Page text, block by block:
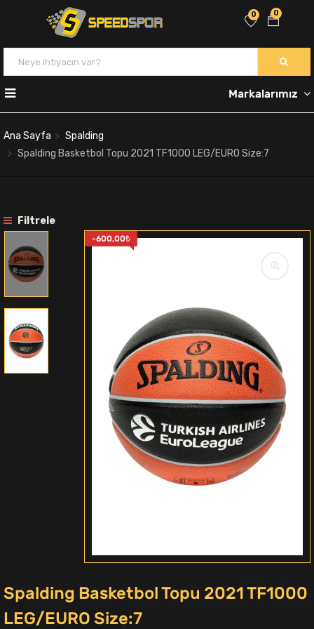
0
0
Markalarımız
Ana Sayfa
Spalding
Spalding Basketbol Topu 2021 TF1000 LEG/EURO Size:7
Filtrele
-600,00₺
Spalding Basketbol Topu 2021 TF1000
LEG/EURO Size:7